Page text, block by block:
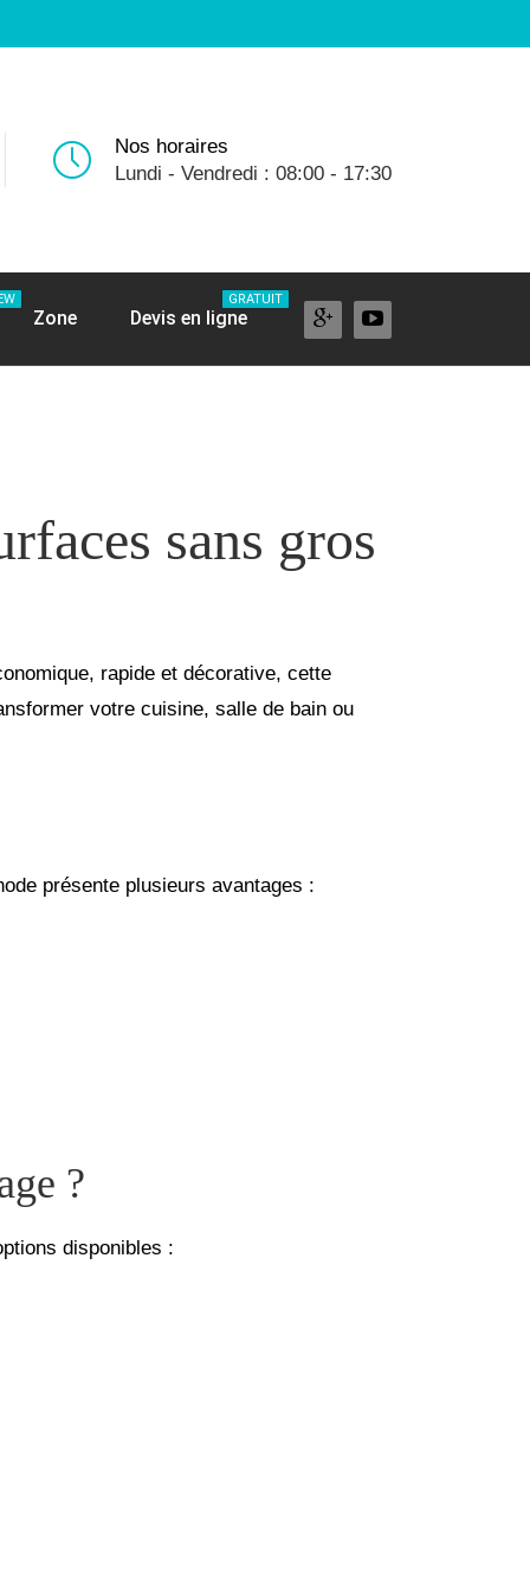
Nos horaires
Lundi - Vendredi : 08:00 - 17:30
Zone Devis en ligne
GRATUIT
sans gros
rapide et décorative, cette
votre cuisine, salle de bain ou
présente plusieurs avantages :
?
disponibles :